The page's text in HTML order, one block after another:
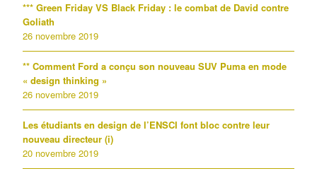
*** Green Friday VS Black Friday : le combat de David contre
Goliath
26 novembre 2019
** Comment Ford a conçu son nouveau SUV Puma en mode
« design thinking »
26 novembre 2019
Les étudiants en design de l’ENSCI font bloc contre leur
nouveau directeur (i)
20 novembre 2019